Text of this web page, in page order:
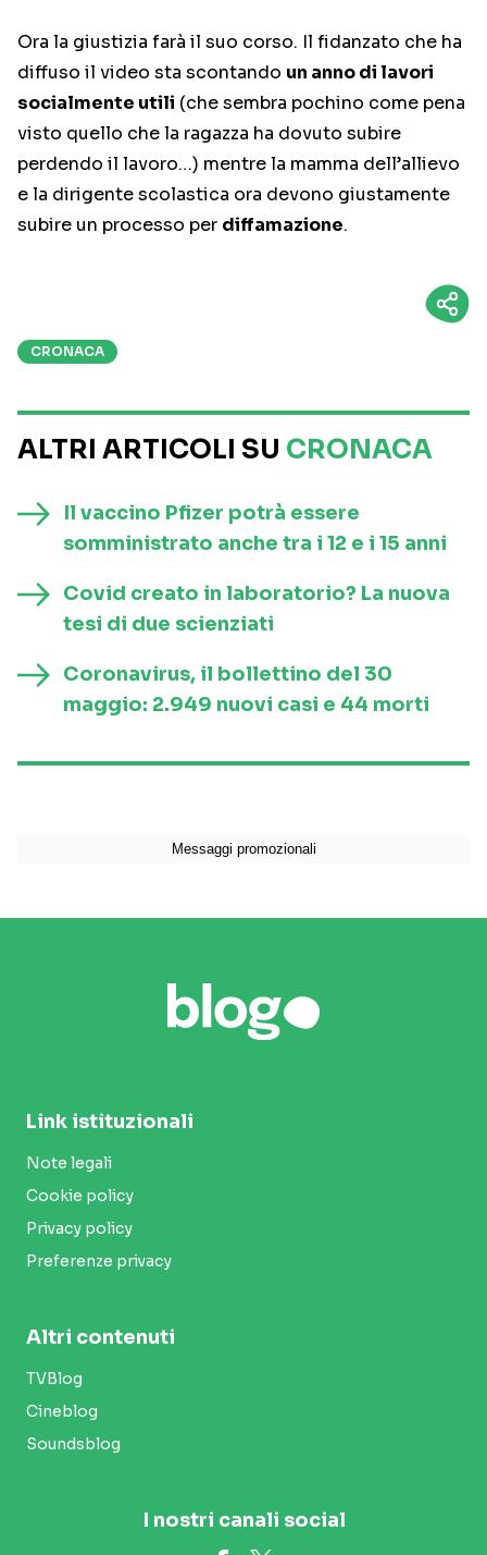
Ora la giustizia farà il suo corso. Il fidanzato che ha
diffuso il video sta scontando un anno di lavori
socialmente utili (che sembra pochino come pena
visto quello che la ragazza ha dovuto subire
perdendo il lavoro…) mentre la mamma dell’allievo
e la dirigente scolastica ora devono giustamente
subire un processo per diffamazione.
CRONACA
ALTRI ARTICOLI SU CRONACA
Il vaccino Pfizer potrà essere
somministrato anche tra i 12 e i 15 anni
Covid creato in laboratorio? La nuova
tesi di due scienziati
Coronavirus, il bollettino del 30
maggio: 2.949 nuovi casi e 44 morti
Link istituzionali
Note legali
Cookie policy
Privacy policy
Preferenze privacy
Altri contenuti
TVBlog
Cineblog
Soundsblog
I nostri canali social